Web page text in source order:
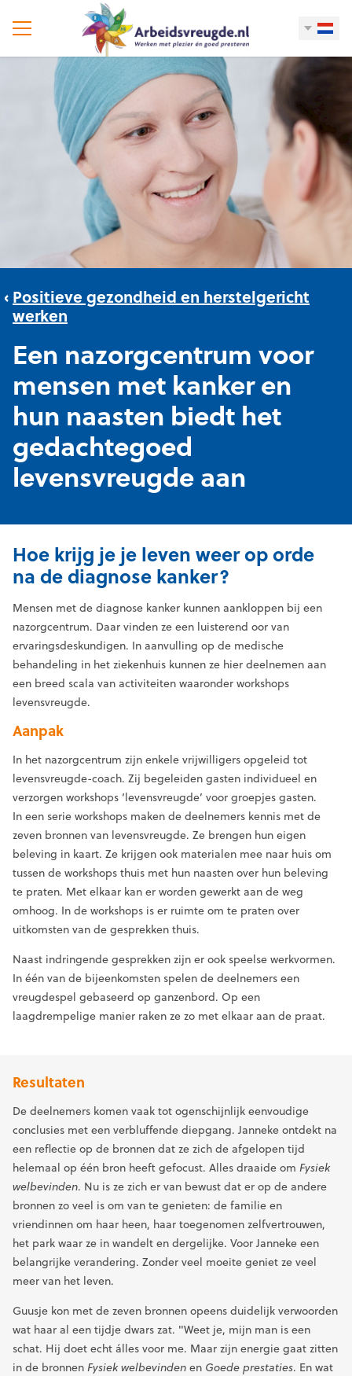
Positieve gezondheid en herstelgericht
werken
Een nazorgcentrum voor
mensen met kanker en
hun naasten biedt het
gedachtegoed
levensvreugde aan
Hoe krijg je je leven weer op orde
na de diagnose kanker?
Mensen met de diagnose kanker kunnen aankloppen bij een
nazorgcentrum. Daar vinden ze een luisterend oor van
ervaringsdeskundigen. In aanvulling op de medische
behandeling in het ziekenhuis kunnen ze hier deelnemen aan
een breed scala van activiteiten waaronder workshops
levensvreugde.
Aanpak
In het nazorgcentrum zijn enkele vrijwilligers opgeleid tot
levensvreugde-coach. Zij begeleiden gasten individueel en
verzorgen workshops ‘levensvreugde’ voor groepjes gasten.
In een serie workshops maken de deelnemers kennis met de
zeven bronnen van levensvreugde. Ze brengen hun eigen
beleving in kaart. Ze krijgen ook materialen mee naar huis om
tussen de workshops thuis met hun naasten over hun beleving
te praten. Met elkaar kan er worden gewerkt aan de weg
omhoog. In de workshops is er ruimte om te praten over
uitkomsten van de gesprekken thuis.
Naast indringende gesprekken zijn er ook speelse werkvormen.
In één van de bijeenkomsten spelen de deelnemers een
vreugdespel gebaseerd op ganzenbord. Op een
laagdrempelige manier raken ze zo met elkaar aan de praat.
Resultaten
De deelnemers komen vaak tot ogenschijnlijk eenvoudige
conclusies met een verbluffende diepgang. Janneke ontdekt na
een reflectie op de bronnen dat ze zich de afgelopen tijd
helemaal op één bron heeft gefocust. Alles draaide om Fysiek
welbevinden. Nu is ze zich er van bewust dat er op de andere
bronnen zo veel is om van te genieten: de familie en
vriendinnen om haar heen, haar toegenomen zelfvertrouwen,
het park waar ze in wandelt en dergelijke. Voor Janneke een
belangrijke verandering. Zonder veel moeite geniet ze veel
meer van het leven.
Guusje kon met de zeven bronnen opeens duidelijk verwoorden
wat haar al een tijdje dwars zat. "Weet je, mijn man is een
schat. Hij doet echt álles voor me. Maar zijn energie gaat zitten
in de bronnen Fysiek welbevinden en Goede prestaties. En wat